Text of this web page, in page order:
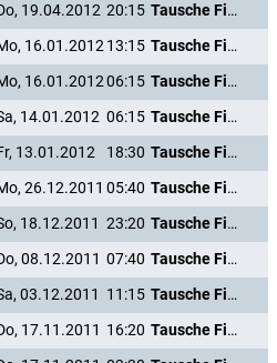
19.04.2012 20:15
Tausche Firma gegen Haushalt
16.01.201213:15
Tausche Firma gegen Haushalt
16.01.201206:15
Tausche Firma gegen Haushalt
14.01.2012 06:15
Tausche Firma gegen Haushalt
13.01.2012 18:30
Tausche Firma gegen Haushalt
26.12.2011 05:40
Tausche Firma gegen Haushalt
18.12.2011 23:20
Tausche Firma gegen Haushalt
08.12.2011 07:40
Tausche Firma gegen Haushalt
03.12.2011 11:15
Tausche Firma gegen Haushalt
17.11.2011 16:20
Tausche Firma gegen Haushalt